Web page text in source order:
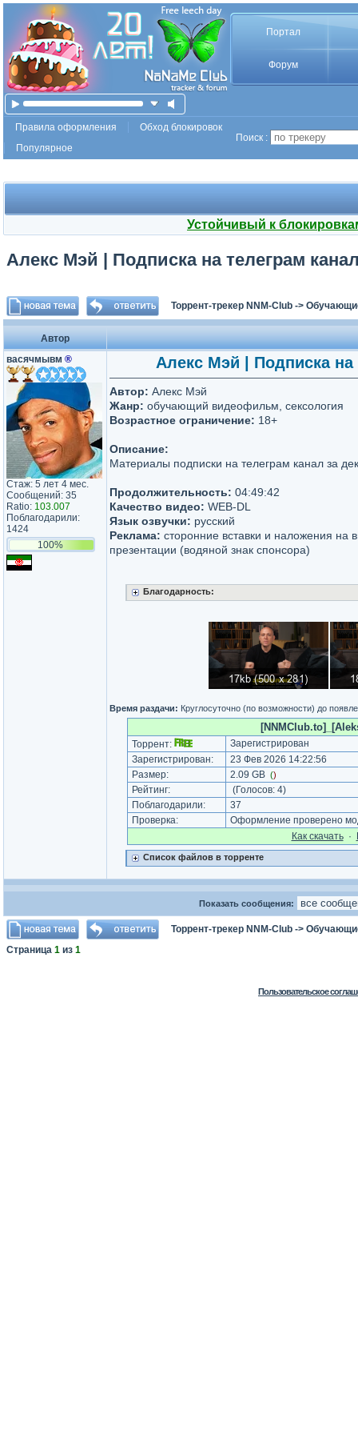
Портал
Форум
Правила оформления
Обход блокировок
Популярное
Поиск :
Устойчивый к
Алекс Мэй | Подписка на телеграм
Торрент-трекер NNM-Club ->
Автор
васячмывм ®
Стаж: 5 лет 4 мес.
Сообщений: 35
Ratio: 103.007
Поблагодарили:
1424
100%
Алекс Мэй | Подписка на
Автор: Алекс Мэй
Жанр: обучающий видеофильм, сексология
Возрастное ограничение: 18+
Описание:
Материалы подписки на телеграм канал за
Продолжительность: 04:49:42
Качество видео: WEB-DL
Язык озвучки: русский
Реклама: cторонние вставки и наложения на
презентации (водяной знак спонсора)
Благодарность:
Время раздачи: Круглосуточно (по возможности) до
Торрент:
Зарегистрирован
Зарегистрирован:
23 Фев 2026 14:22:56
Размер:
2.09 GB ()
Рейтинг: (Голосов: 4)
Поблагодарили:
37
Проверка:
Оформление проверено
Как cкачать·
Список файлов в торренте
Показать сообщения:
Торрент-трекер NNM-Club ->
Страница 1 из 1
Пользовательское